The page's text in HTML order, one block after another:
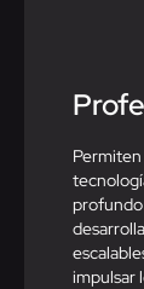
Permiten
profundo
impulsar